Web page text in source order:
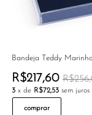
Bandeja Teddy
R$217,60
3 x de R$72,53 sem juros
comprar